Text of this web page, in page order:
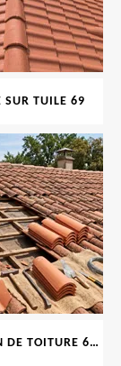
SUR TUILE 69
RÉPARATION DE TOITURE 69 RHONE, TUILES CASSÉES OU ABIMÉES